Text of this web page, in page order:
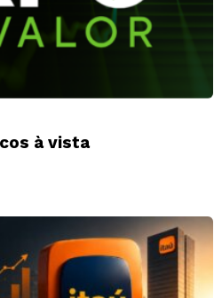
à vista